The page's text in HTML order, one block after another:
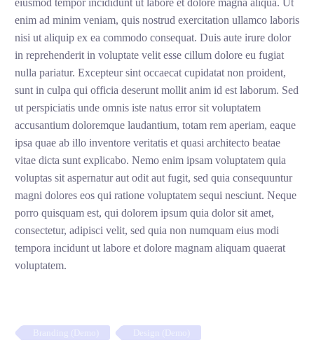
eiusmod tempor incididunt ut labore et dolore magna aliqua. Ut
enim ad minim veniam, quis nostrud exercitation ullamco laboris
nisi ut aliquip ex ea commodo consequat. Duis aute irure dolor
in reprehenderit in voluptate velit esse cillum dolore eu fugiat
nulla pariatur. Excepteur sint occaecat cupidatat non proident,
sunt in culpa qui officia deserunt mollit anim id est laborum. Sed
ut perspiciatis unde omnis iste natus error sit voluptatem
accusantium doloremque laudantium, totam rem aperiam, eaque
ipsa quae ab illo inventore veritatis et quasi architecto beatae
vitae dicta sunt explicabo. Nemo enim ipsam voluptatem quia
voluptas sit aspernatur aut odit aut fugit, sed quia consequuntur
magni dolores eos qui ratione voluptatem sequi nesciunt. Neque
porro quisquam est, qui dolorem ipsum quia dolor sit amet,
consectetur, adipisci velit, sed quia non numquam eius modi
tempora incidunt ut labore et dolore magnam aliquam quaerat
voluptatem.